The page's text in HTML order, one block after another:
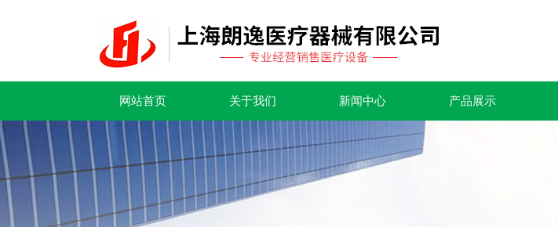
网站首页 关于我们 新闻中心 产品展示